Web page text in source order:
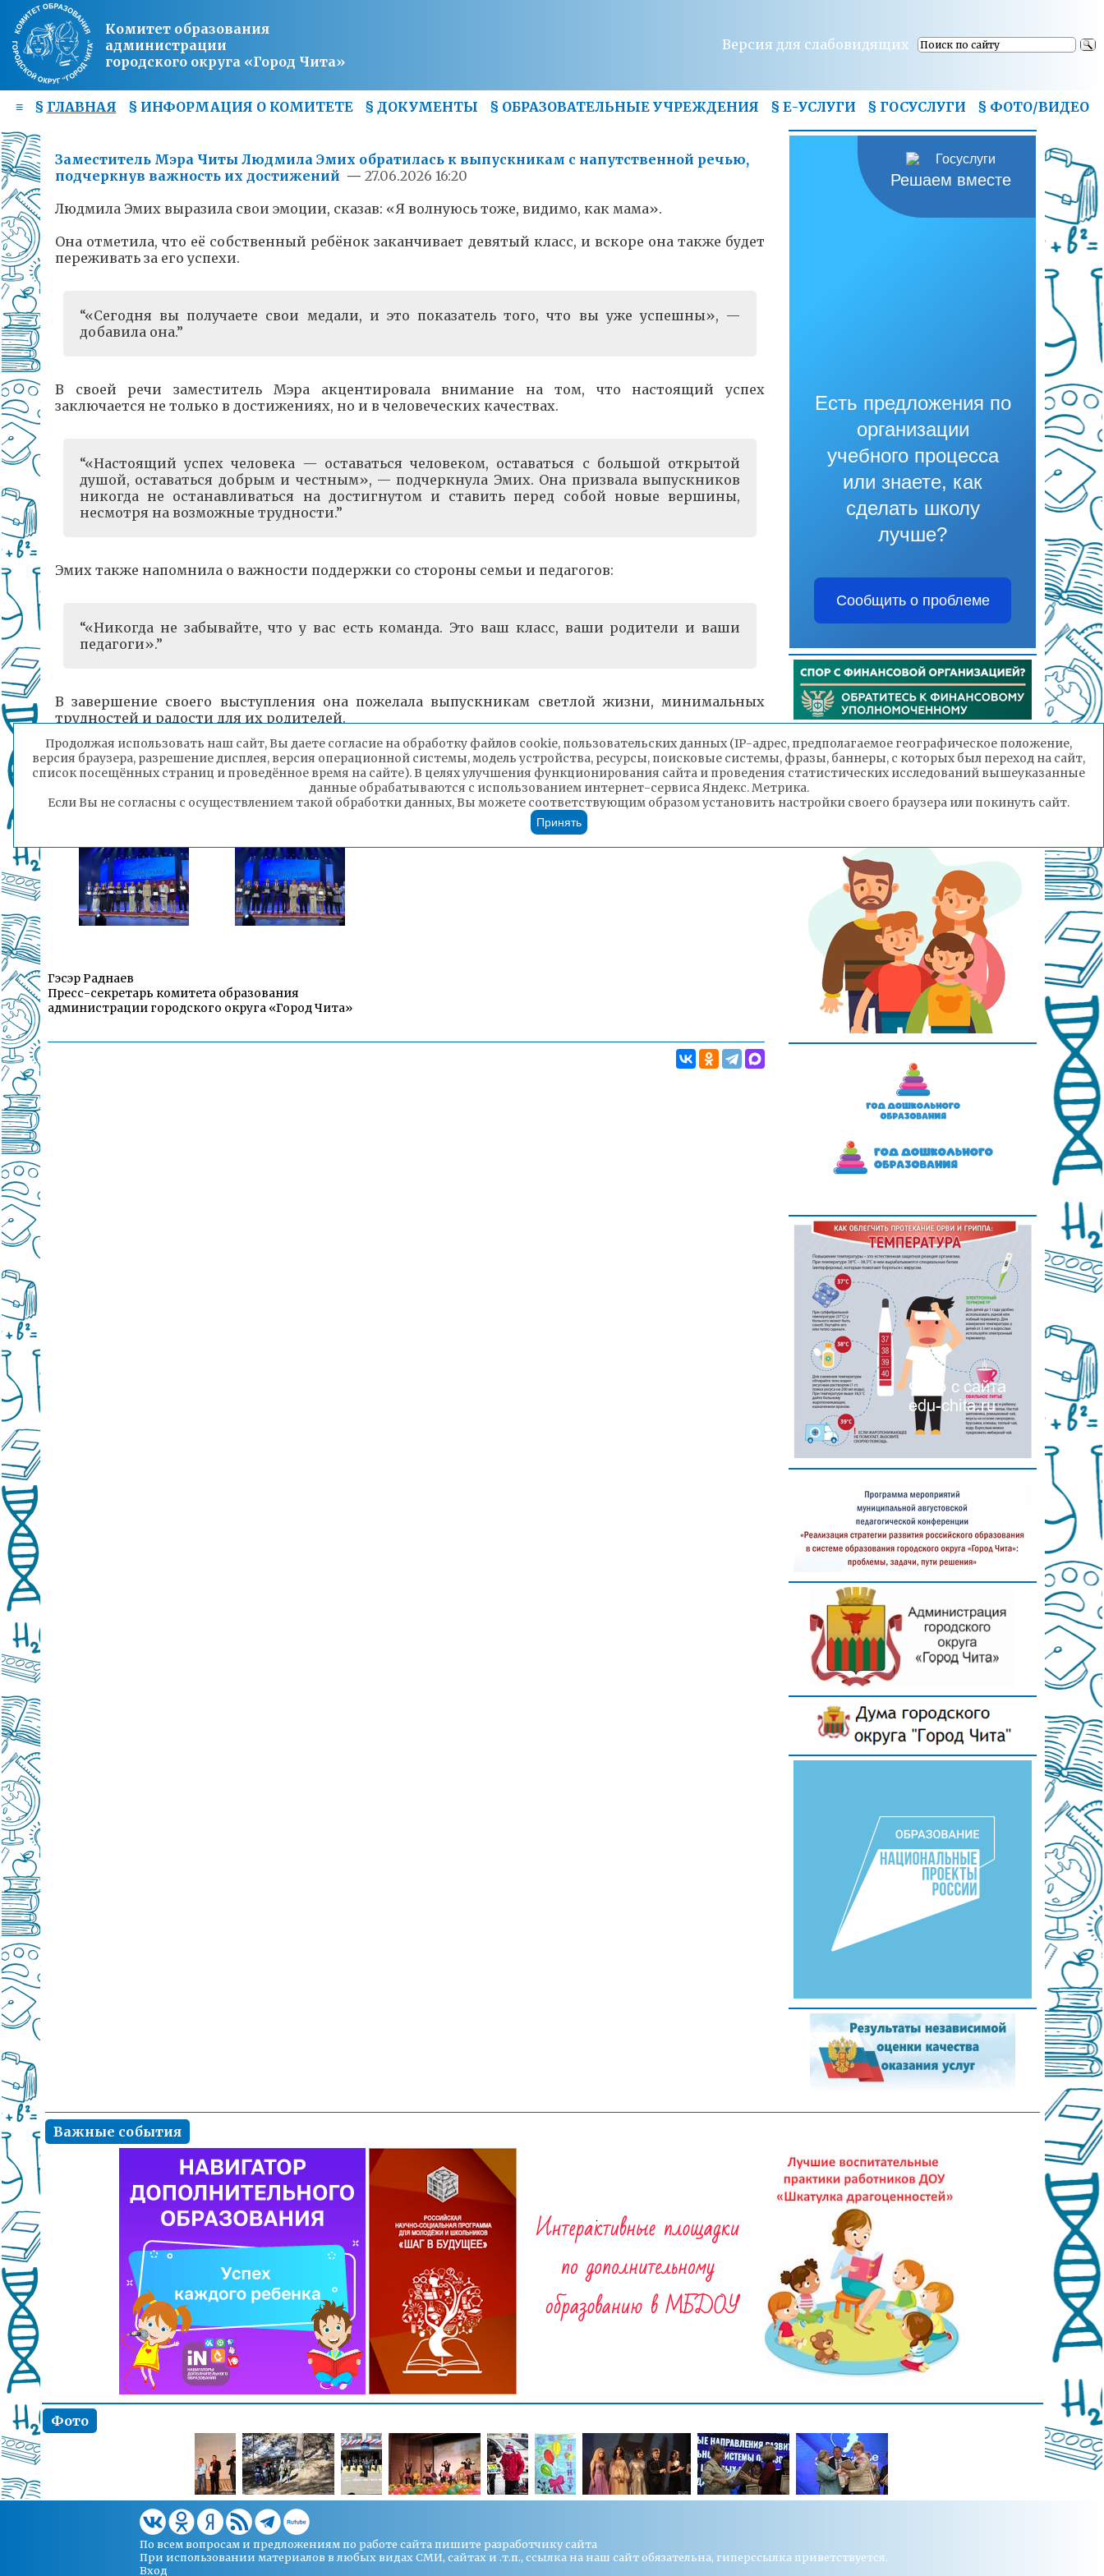
Комитет образования
администрации
городского округа «Город Чита»
Версия для слабовидящих
≡ § ГЛАВНАЯ § ИНФОРМАЦИЯ О КОМИТЕТЕ § ДОКУМЕНТЫ § ОБРАЗОВАТЕЛЬНЫЕ УЧРЕЖДЕНИЯ § Е-УСЛУГИ § ГОСУСЛУГИ § ФОТО/ВИДЕО
Заместитель Мэра Читы Людмила Эмих обратилась к выпускникам с напутственной речью,
подчеркнув важность их достижений — 27.06.2026 16:20
Людмила Эмих выразила свои эмоции, сказав: «Я волнуюсь тоже, видимо, как мама».
Она отметила, что её собственный ребёнок заканчивает девятый класс, и вскоре она также будет
переживать за его успехи.
«Сегодня вы получаете свои медали, и это показатель того, что вы уже успешны», —
добавила она.
В своей речи заместитель Мэра акцентировала внимание на том, что настоящий успех
заключается не только в достижениях, но и в человеческих качествах.
«Настоящий успех человека — оставаться человеком, оставаться с большой открытой
душой, оставаться добрым и честным», — подчеркнула Эмих. Она призвала выпускников
никогда не останавливаться на достигнутом и ставить перед собой новые вершины,
несмотря на возможные трудности.
Эмих также напомнила о важности поддержки со стороны семьи и педагогов:
«Никогда не забывайте, что у вас есть команда. Это ваш класс, ваши родители и ваши
педагоги».
В завершение своего выступления она пожелала выпускникам светлой жизни, минимальных
трудностей и радости для их родителей.
Гэсэр Раднаев
Пресс-секретарь комитета образования
администрации городского округа «Город Чита»
Решаем вместе
Есть предложения по
организации
учебного процесса
или знаете, как
сделать школу
лучше?
Сообщить о проблеме
Важные события
Фото
По всем вопросам и предложениям по работе сайта пишите разработчику сайта
При использовании материалов в любых видах СМИ, сайтах и .т.п., ссылка на наш сайт обязательна, гиперссылка приветствуется.
Вход
Продолжая использовать наш сайт, Вы даете согласие на обработку файлов cookie, пользовательских данных (IP-адрес, предполагаемое географическое положение,
версия браузера, разрешение дисплея, версия операционной системы, модель устройства, ресурсы, поисковые системы, фразы, баннеры, с которых был переход на сайт,
список посещённых страниц и проведённое время на сайте). В целях улучшения функционирования сайта и проведения статистических исследований вышеуказанные
данные обрабатываются с использованием интернет-сервиса Яндекс. Метрика.
Если Вы не согласны с осуществлением такой обработки данных, Вы можете соответствующим образом установить настройки своего браузера или покинуть сайт.
Принять